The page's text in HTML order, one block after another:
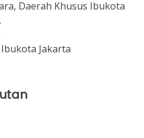
Daerah Khusus Ibukota
Jakarta